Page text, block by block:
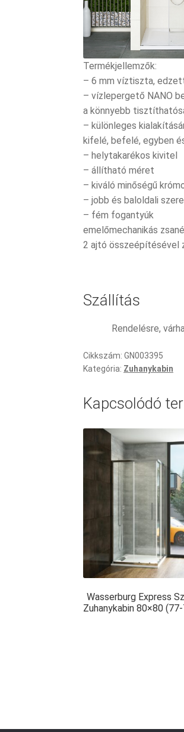
Termékjellemzők:
– 6 mm víztiszta,
– vízlepergető NANO
a könnyebb
– különleges
kifelé, befelé, egyben
– helytakarékos kivitel
– állítható méret
– kiváló minőségű
– jobb és baloldali
– fém fogantyúk
emelőmechanikás
2 ajtó összeépítésével
Szállítás
Rendelésre,
Cikkszám:GN003395
Kategória: Zuhanykabin
Kapcsolódó
Wasserburg Express
Zuhanykabin 80×80